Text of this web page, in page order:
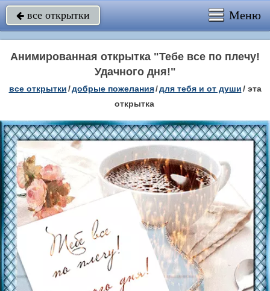
 все открытки Меню
Анимированная открытка "Тебе все по плечу!
Удачного дня!"
все открытки/добрые пожелания/для тебя и от души/ эта
открытка